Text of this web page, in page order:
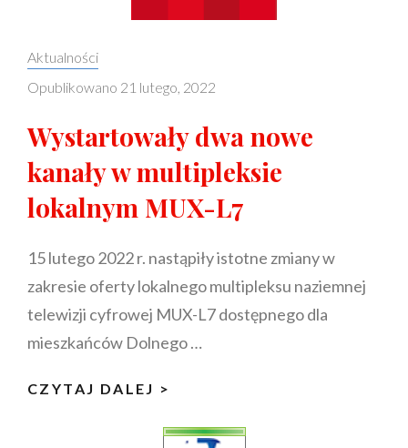
Categories:
Aktualności
Opublikowano 21 lutego, 2022
Wystartowały dwa nowe
kanały w multipleksie
lokalnym MUX-L7
15 lutego 2022 r. nastąpiły istotne zmiany w
zakresie oferty lokalnego multipleksu naziemnej
telewizji cyfrowej MUX-L7 dostępnego dla
mieszkańców Dolnego …
CZYTAJ DALEJ >
NOWE